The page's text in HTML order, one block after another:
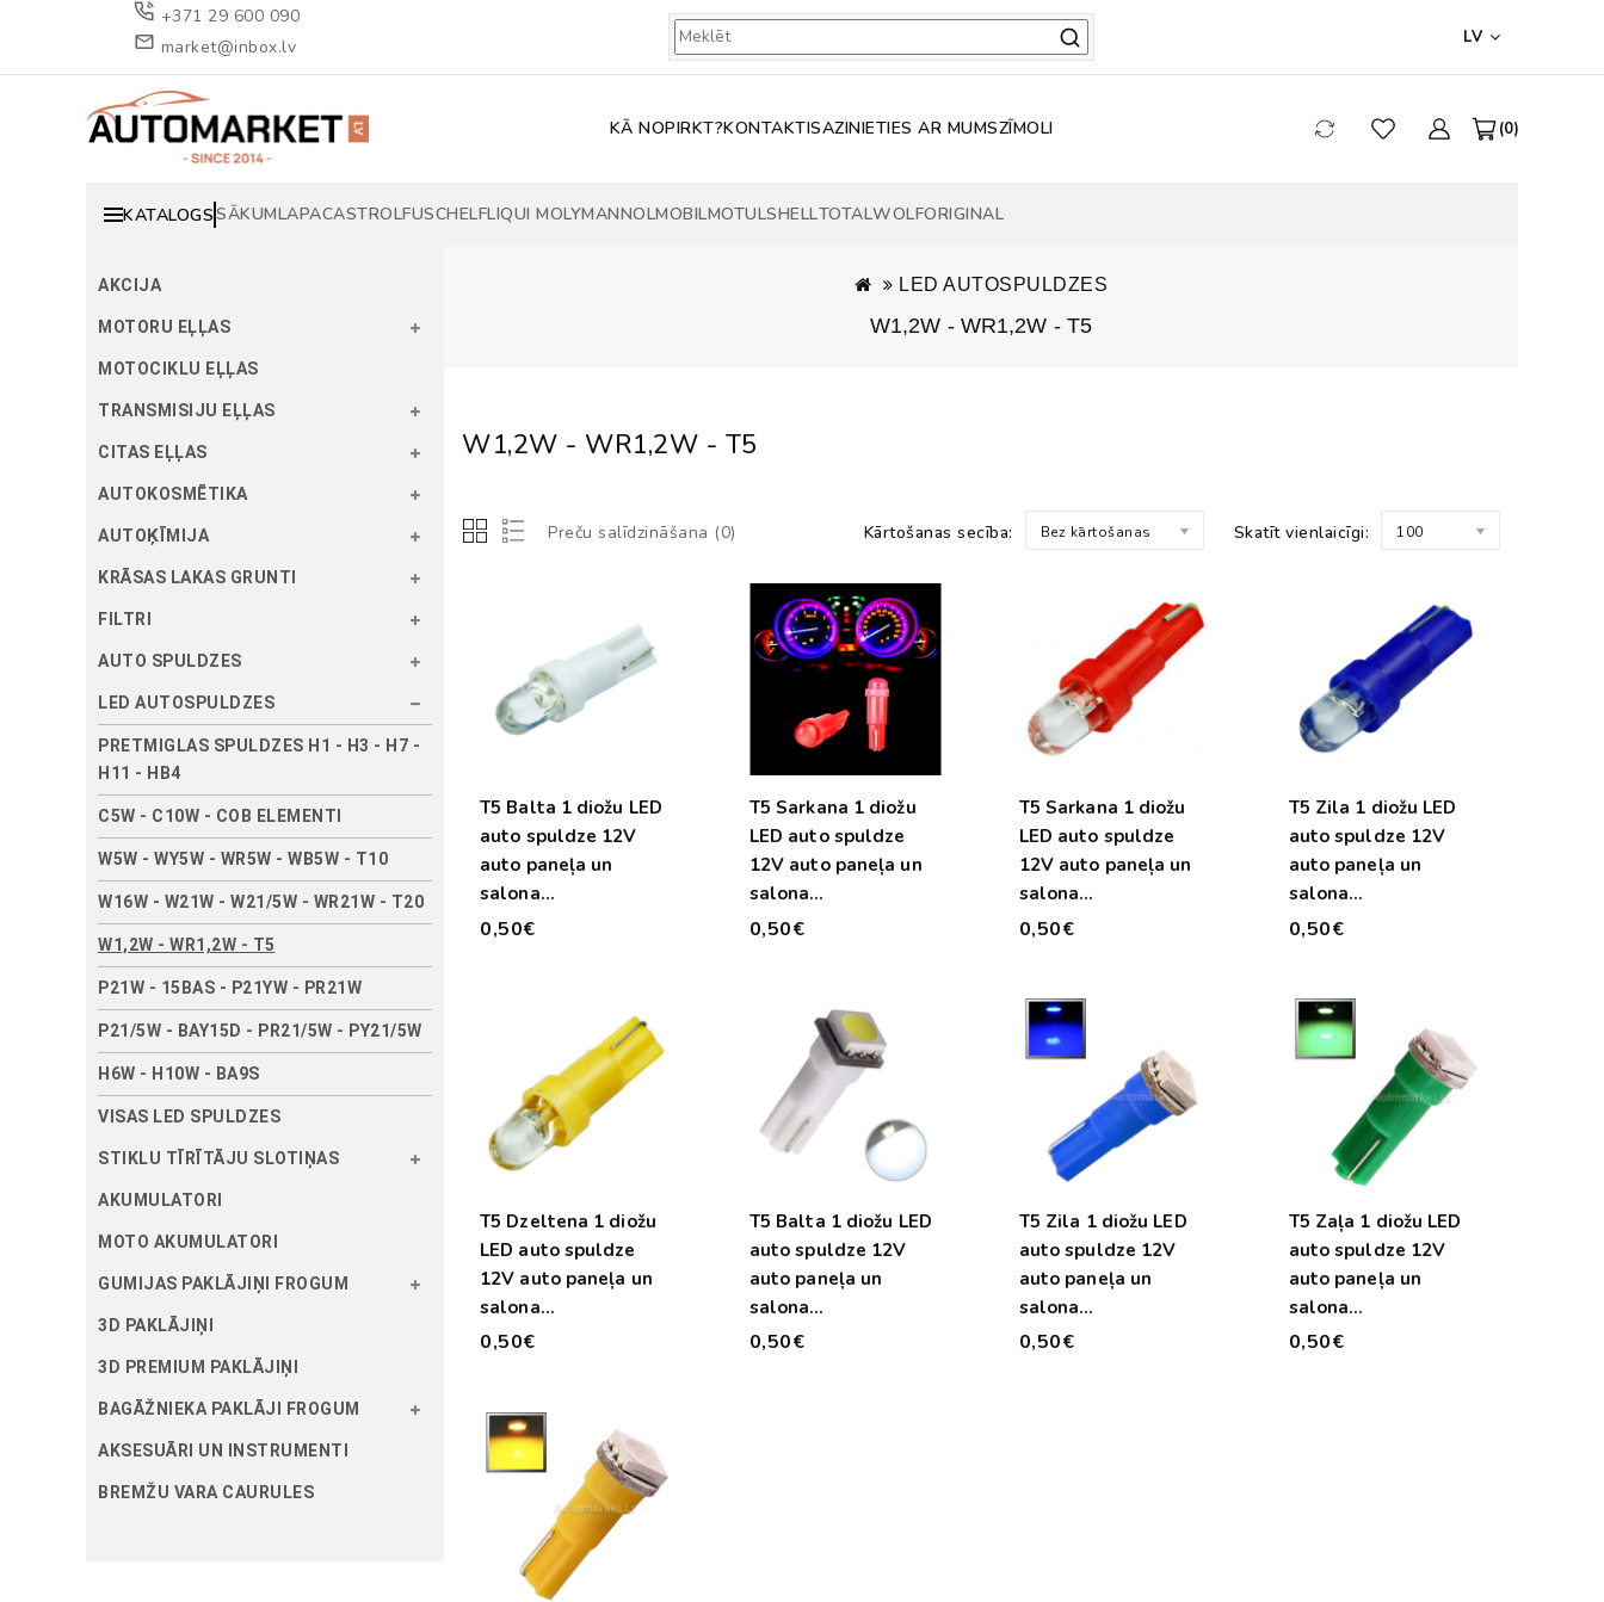
+371 29 600 090
market@inbox.lv
LV
KĀ NOPIRKT?KONTAKTISAZINIETIES AR MUMSZĪMOLI 0
KATALOGSSĀKUMLAPACASTROLFUSCHELFLIQUI MOLYMANNOLMOBILMOTULSHELLTOTALWOLFORIGINAL
AKCIJA
MOTORU EĻĻAS
MOTOCIKLU EĻĻAS
TRANSMISIJU EĻĻAS
CITAS EĻĻAS
AUTOKOSMĒTIKA
AUTOĶĪMIJA
KRĀSAS LAKAS GRUNTI
FILTRI
AUTO SPULDZES
LED AUTOSPULDZES
PRETMIGLAS SPULDZES H1 - H3 - H7 -
H11 - HB4
C5W - C10W - COB ELEMENTI
W5W - WY5W - WR5W - WB5W - T10
W16W - W21W - W21/5W - WR21W - T20
W1,2W - WR1,2W - T5
P21W - 15BAS - P21YW - PR21W
P21/5W - BAY15D - PR21/5W - PY21/5W
H6W - H10W - BA9S
VISAS LED SPULDZES
STIKLU TĪRĪTĀJU SLOTIŅAS
AKUMULATORI
MOTO AKUMULATORI
GUMIJAS PAKLĀJIŅI FROGUM
3D PAKLĀJIŅI
3D PREMIUM PAKLĀJIŅI
BAGĀŽNIEKA PAKLĀJI FROGUM
AKSESUĀRI UN INSTRUMENTI
BREMŽU VARA CAURULES
LED AUTOSPULDZES
W1,2W - WR1,2W - T5
W1,2W - WR1,2W - T5
Preču salīdzināšana (0) Kārtošanas secība: Bez kārtošanas Skatīt vienlaicīgi: 100
T5 Balta 1 diožu LED
auto spuldze 12V
auto paneļa un
salona
apgaismojumam
0,50€
T5 Sarkana 1 diožu
LED auto spuldze
12V auto paneļa un
salona
apgaismojumam
0,50€
T5 Sarkana 1 diožu
LED auto spuldze
12V auto paneļa un
salona
apgaismojumam
0,50€
T5 Zila 1 diožu LED
auto spuldze 12V
auto paneļa un
salona
apgaismojumam
0,50€
T5 Dzeltena 1 diožu
LED auto spuldze
12V auto paneļa un
salona
apgaismojumam
0,50€
T5 Balta 1 diožu LED
auto spuldze 12V
auto paneļa un
salona
apgaismojumam
0,50€
T5 Zila 1 diožu LED
auto spuldze 12V
auto paneļa un
salona
apgaismojumam
0,50€
T5 Zaļa 1 diožu LED
auto spuldze 12V
auto paneļa un
salona
apgaismojumam
0,50€